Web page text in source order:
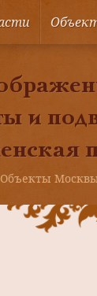
и
Объекты